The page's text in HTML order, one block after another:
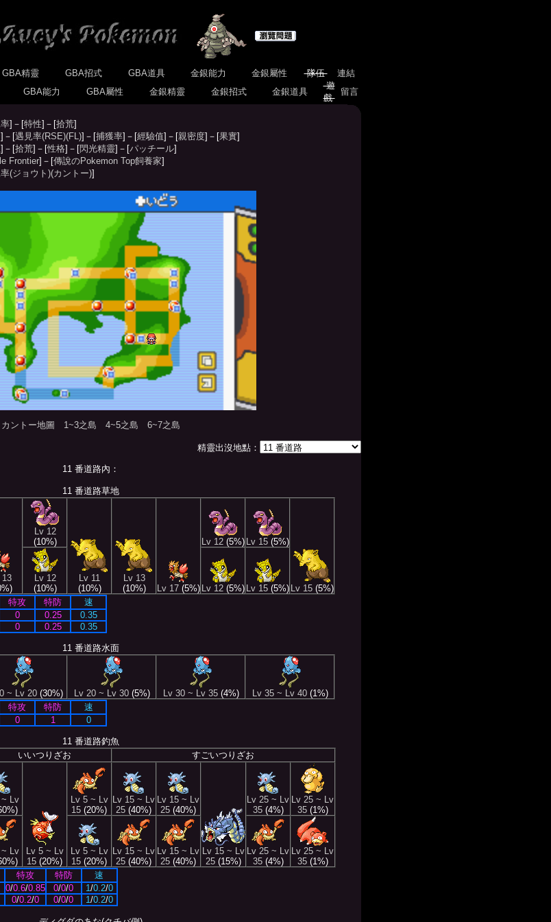
GBA精靈 GBA招式 GBA道具 金銀能力 金銀屬性 隊伍
連結
GBA能力 GBA屬性 金銀精靈 金銀招式 金銀道具
遊
戲
留言
]－[特性]－[拾荒]
]－[遇見率(RSE)(FL)]－[捕獲率]－[經驗值]－[親密度]－[果實]
]－[拾荒]－[性格]－[閃光精靈]－[パッチール]
Frontier]－[傳說のPokemon Top飼養家]
(ジョウト)(カントー)]
カントー地圖 1~3之島 4~5之島 6~7之島
精靈出沒地點：
11 番道路內：
11 番道路草地
13
Lv 12
(10%)
Lv 11
(10%)
Lv 13
(10%)
Lv 17 (5%)
Lv 12 (5%) Lv 15 (5%)
Lv 15 (5%)
Lv 12
(10%)
Lv 12 (5%) Lv 15 (5%)
特攻 特防
速
0 0.25
0.35
0 0.25 0.35
11 番道路水面
~ Lv 20 (30%) Lv 20 ~ Lv 30(5%) Lv 30 ~ Lv 35(4%) Lv 35 ~ Lv 40(1%)
特攻 特防
速
0 1 0
11 番道路釣魚
いいつりざお すごいつりざお
~ Lv
Lv 5 ~ Lv
15 (20%)
Lv 5 ~ Lv
15 (20%)
Lv 15 ~ Lv
25 (40%)
Lv 15 ~ Lv
25 (40%)
Lv 15 ~ Lv
25(15%)
Lv 25 ~ Lv
35(4%)
Lv 25 ~ Lv
35(1%)
~ Lv
Lv 5 ~ Lv
15 (20%)
Lv 15 ~ Lv
25 (40%)
Lv 15 ~ Lv
25 (40%)
Lv 25 ~ Lv
35(4%)
Lv 25 ~ Lv
35(1%)
特攻 特防
速
0/0.6/0.85 0/0/0 1/0.2/0
0/0.2/0 0/0/0 1/0.2/0